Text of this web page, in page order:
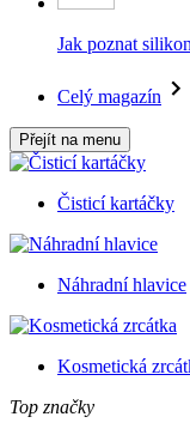
Jak poznat
Celý magazín
Přejít na menu
Čisticí kartáčky
Náhradní hlavice
Kosmetická
Top značky